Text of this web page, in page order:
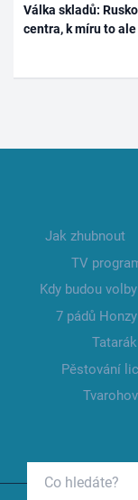
Válka skladů:
centra, k míru to
Jak zhubnout
TV
Kdy budou volby
7 pádů
Pěstování